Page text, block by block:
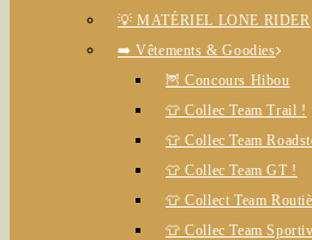
💡 MATÉRIEL LONE RIDER
➡️ Vêtements & Goodies
🦉 Concours Hibou
👕 Collec Team Trail !
👕 Collec Team
👕 Collec Team GT !
👕 Collect Team
👕 Collec Team